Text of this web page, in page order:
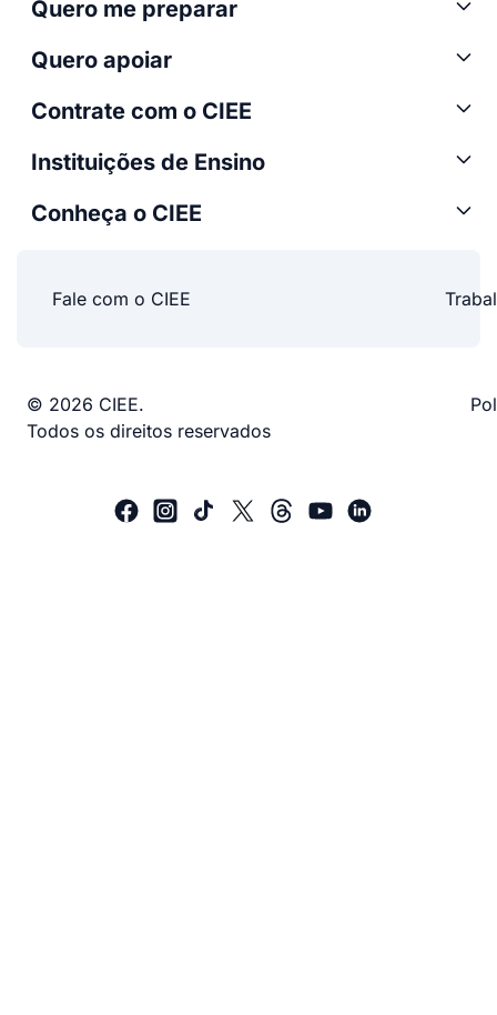
Quero me preparar
Quero apoiar
Contrate com o CIEE
Instituições de Ensino
Conheça o CIEE
Fale com o CIEE
© 2026 CIEE.
Todos os direitos reservados